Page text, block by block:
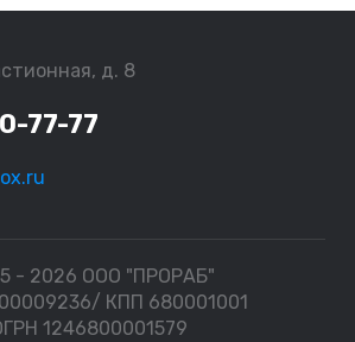
д. 8
77-77
- 2026 ООО "ПРОРАБ"
КПП 680001001
1246800001579